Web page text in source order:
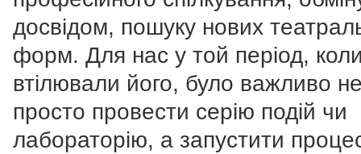
досвідом, пошуку нових
форм. Для нас у той період,
втілювали його, було важливо
просто провести серію подій чи
лабораторію, а запустити